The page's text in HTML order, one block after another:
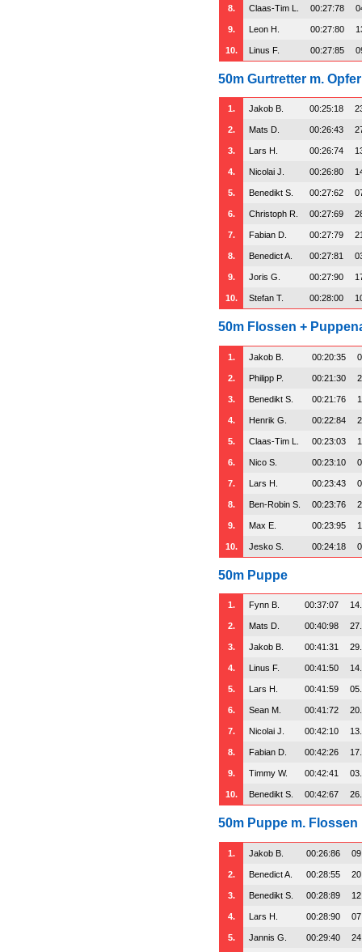
8. Claas-Tim L. 00:27:78
9. Leon H. 00:27:80
10. Linus F. 00:27:85
50m Gurtretter m. Opfer
1. Jakob B. 00:25:18
2. Mats D. 00:26:43
3. Lars H. 00:26:74
4. Nicolai J. 00:26:80
5. Benedikt S. 00:27:62
6. Christoph R. 00:27:69
7. Fabian D. 00:27:79
8. Benedict A. 00:27:81
9. Joris G. 00:27:90
10. Stefan T. 00:28:00
50m Flossen +
1. Jakob B. 00:20:35
2. Philipp P. 00:21:30
3. Benedikt S. 00:21:76
4. Henrik G. 00:22:84
5. Claas-Tim L. 00:23:03
6. Nico S. 00:23:10
7. Lars H. 00:23:43
8. Ben-Robin S. 00:23:76
9. Max E. 00:23:95
10. Jesko S. 00:24:18
50m Puppe
1. Fynn B. 00:37:07
2. Mats D. 00:40:98
3. Jakob B. 00:41:31
4. Linus F. 00:41:50
5. Lars H. 00:41:59
6. Sean M. 00:41:72
7. Nicolai J. 00:42:10
8. Fabian D. 00:42:26
9. Timmy W. 00:42:41
10. Benedikt S. 00:42:67
50m Puppe m. Flossen
1. Jakob B. 00:26:86
2. Benedict A. 00:28:55
3. Benedikt S. 00:28:89
4. Lars H. 00:28:90
5. Jannis G. 00:29:40